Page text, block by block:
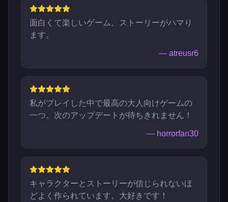
面白くて楽しいゲーム。ストーリーがハマり
ます。
— atreusr6
私がプレイした中で最高の大人向けゲームの
一つ。次のアップデートが待ちきれません！
— horrorfan30
キャラクターとストーリーが信じられないほ
どよく作られています。大好きです！